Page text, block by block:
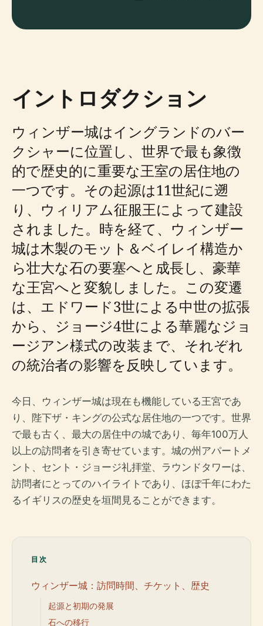
イントロダクション
ウィンザー城はイングランドのバー
クシャーに位置し、世界で最も象徴
的で歴史的に重要な王室の居住地の
一つです。その起源は11世紀に遡
り、ウィリアム征服王によって建設
されました。時を経て、ウィンザー
城は木製のモット＆ベイレイ構造か
ら壮大な石の要塞へと成長し、豪華
な王宮へと変貌しました。この変遷
は、エドワード3世による中世の拡張
から、ジョージ4世による華麗なジョ
ージアン様式の改装まで、それぞれ
の統治者の影響を反映しています。
今日、ウィンザー城は現在も機能している王宮であ
り、陛下ザ・キングの公式な居住地の一つです。世界
で最も古く、最大の居住中の城であり、毎年100万人
以上の訪問者を引き寄せています。城の州アパートメ
ント、セント・ジョージ礼拝堂、ラウンドタワーは、
訪問者にとってのハイライトであり、ほぼ千年にわた
るイギリスの歴史を垣間見ることができます。
目次
ウィンザー城：訪問時間、チケット、歴史
起源と初期の発展
石への移行